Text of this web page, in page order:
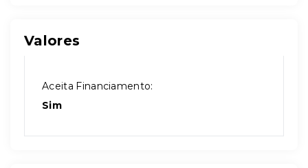
Valores
Aceita Financiamento:
Sim